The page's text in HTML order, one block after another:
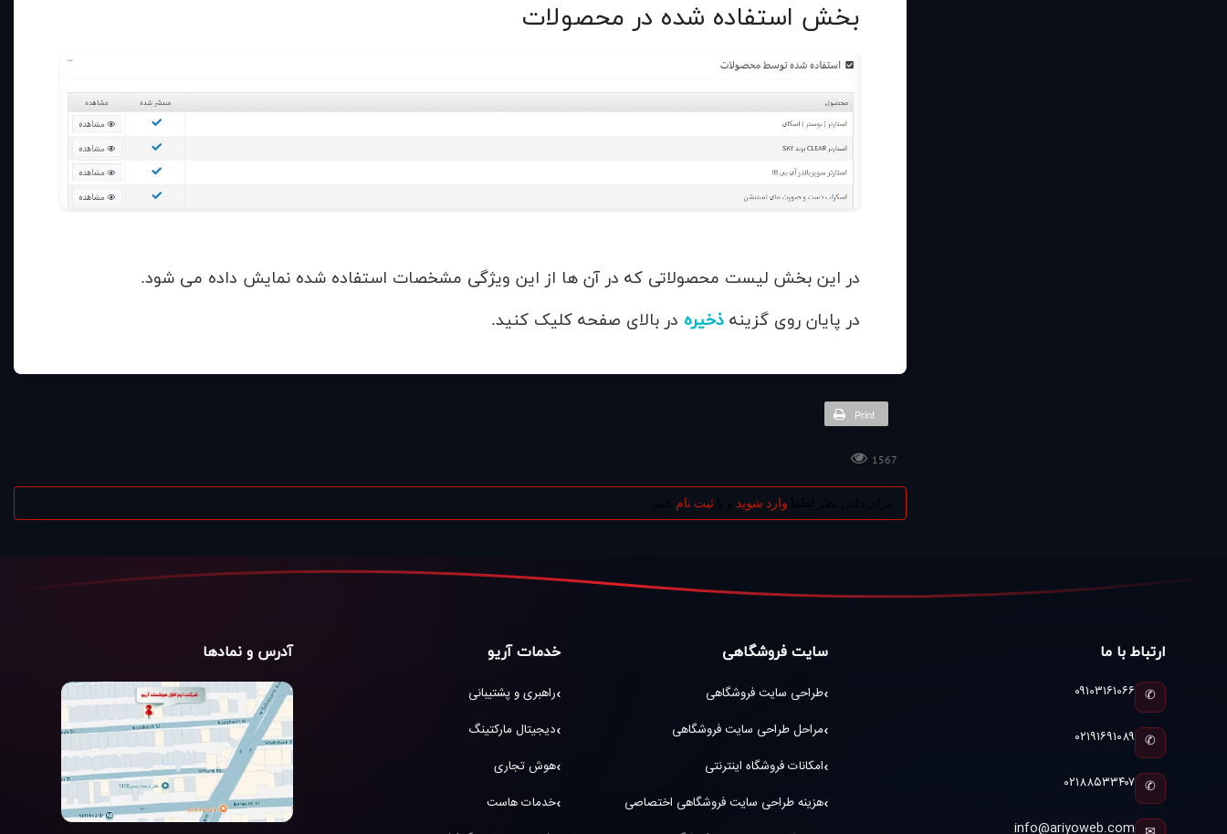
بخش استفاده شده در محصولات
در این بخش لیست محصولاتی که در آن ها از این ویژگی مشخصات استفاده شده نمایش داده می شود.
در پایان روی گزینه ذخیره در بالای صفحه کلیک کنید.
Print
1567
وارد شوید ثبت نام
ارتباط با ما
✆ ۰۹۱۰۳۱۶۱۰۶۶
✆ ۰۲۱۹۱۶۹۱۰۸۹
✆ ۰۲۱۸۸۵۳۳۴۰۷
info@ariyoweb.com
سایت فروشگاهی
طراحی سایت فروشگاهی
مراحل طراحی سایت فروشگاهی
امکانات فروشگاه اینترنتی
هزینه طراحی سایت فروشگاهی اختصاصی
خدمات آریو
راهبری و پشتیبانی
دیجیتال مارکتینگ
هوش تجاری
خدمات هاست
آدرس و نمادها